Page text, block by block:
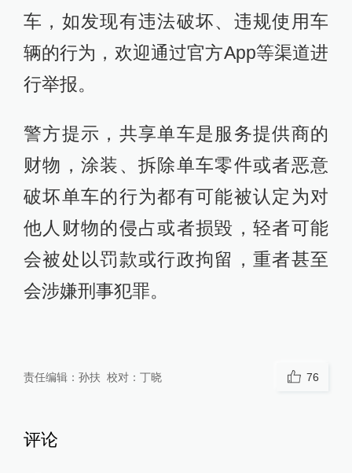
车，如发现有违法破坏、违规使用车
辆的行为，欢迎通过官方App等渠道进
行举报。
警方提示，共享单车是服务提供商的
财物，涂装、拆除单车零件或者恶意
破坏单车的行为都有可能被认定为对
他人财物的侵占或者损毀，轻者可能
会被处以罚款或行政拘留，重者甚至
会涉嫌刑事犯罪。
责任编辑： 孙扶 校对： 丁晓 76
评论